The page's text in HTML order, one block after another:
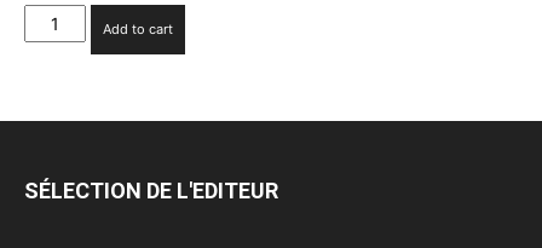
By
New
Heroiks)
Add to cart
SÉLECTION DE L'EDITEUR